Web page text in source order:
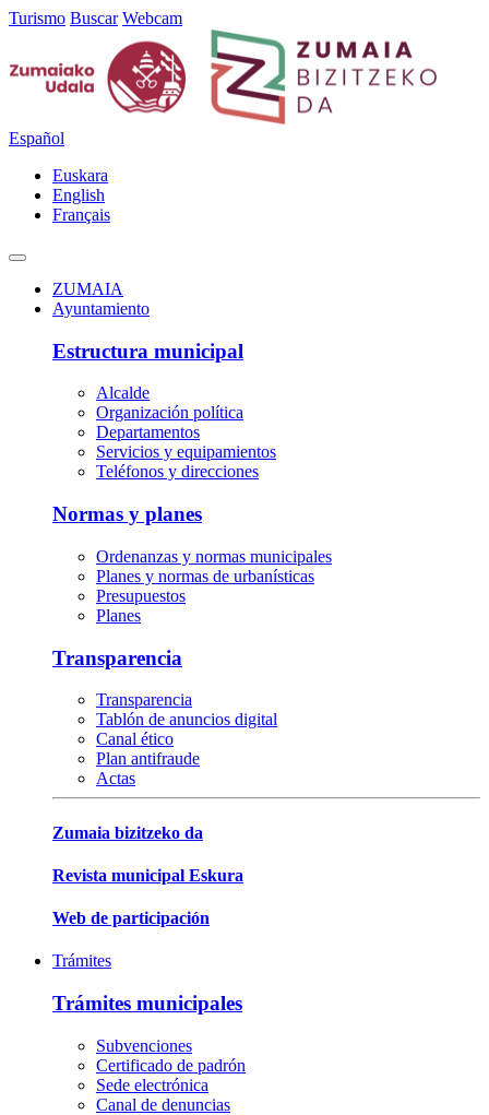
Turismo Buscar Webcam
Español
Euskara
English
Français
ZUMAIA
Ayuntamiento
Estructura municipal
Alcalde
Organización política
Departamentos
Servicios y equipamientos
Teléfonos y direcciones
Normas y planes
Ordenanzas y normas municipales
Planes y normas de urbanísticas
Presupuestos
Planes
Transparencia
Transparencia
Tablón de anuncios digital
Canal ético
Plan antifraude
Actas
Zumaia bizitzeko da
Revista municipal Eskura
Web de participación
Trámites
Trámites municipales
Subvenciones
Certificado de padrón
Sede electrónica
Canal de denuncias